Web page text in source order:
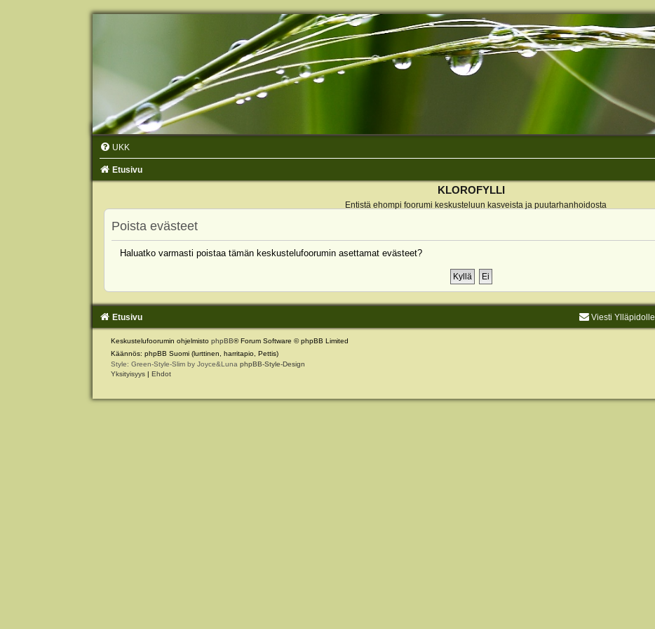
UKK
Etusivu
KLOROFYLLI
Entistä ehompi foorumi keskusteluun kasveista ja puutarhanhoidosta
Poista evästeet
Haluatko varmasti poistaa tämän keskustelufoorumin asettamat evästeet?
Etusivu Viesti Ylläpidolle
Keskustelufoorumin ohjelmisto phpBB® Forum Software © phpBB Limited
Käännös: phpBB Suomi (lurttinen, harritapio, Pettis)
Style: Green-Style-Slim by Joyce&Luna phpBB-Style-Design
Yksityisyys | Ehdot